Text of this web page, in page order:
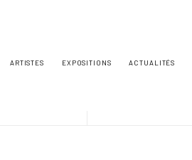
ARTISTES EXPOSITIONS ACTUALITÉS